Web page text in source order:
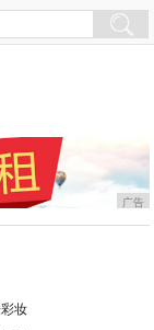
广告
妆